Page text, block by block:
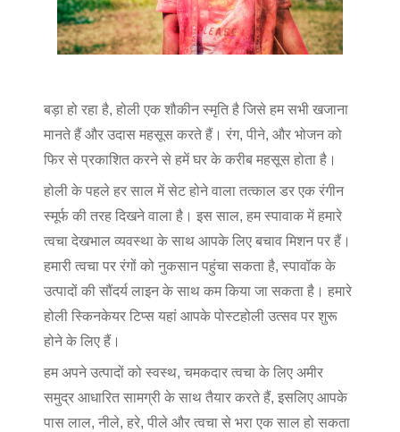
बड़ा हो रहा है, होली एक शौकीन स्मृति है जिसे हम सभी खजाना
मानते हैं और उदास महसूस करते हैं। रंग, पीने, और भोजन को
फिर से प्रकाशित करने से हमें घर के करीब महसूस होता है।
होली के पहले हर साल में सेट होने वाला तत्काल डर एक रंगीन
स्मूर्फ की तरह दिखने वाला है। इस साल, हम स्पावाक में हमारे
त्वचा देखभाल व्यवस्था के साथ आपके लिए बचाव मिशन पर हैं।
हमारी त्वचा पर रंगों को नुकसान पहुंचा सकता है, स्पावॉक के
उत्पादों की सौंदर्य लाइन के साथ कम किया जा सकता है। हमारे
होली स्किनकेयर टिप्स यहां आपके पोस्टहोली उत्सव पर शुरू
होने के लिए हैं।
हम अपने उत्पादों को स्वस्थ, चमकदार त्वचा के लिए अमीर
समुद्र आधारित सामग्री के साथ तैयार करते हैं, इसलिए आपके
पास लाल, नीले, हरे, पीले और त्वचा से भरा एक साल हो सकता